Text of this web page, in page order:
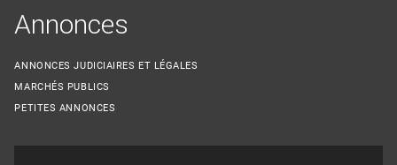
Annonces
ANNONCES JUDICIAIRES ET LÉGALES
MARCHÉS PUBLICS
PETITES ANNONCES